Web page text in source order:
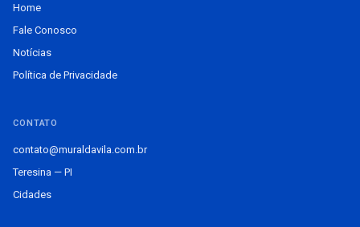
Home
Fale Conosco
Notícias
Política de Privacidade
CONTATO
contato@muraldavila.com.br
Teresina — PI
Cidades